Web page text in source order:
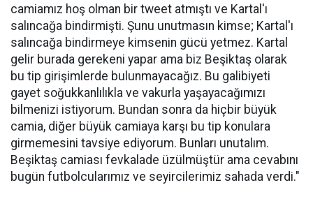
camiamız hoş olman bir tweet atmıştı ve Kartal'ı
salıncağa bindirmişti. Şunu unutmasın kimse; Kartal'ı
salıncağa bindirmeye kimsenin gücü yetmez. Kartal
gelir burada gerekeni yapar ama biz Beşiktaş olarak
bu tip girişimlerde bulunmayacağız. Bu galibiyeti
gayet soğukkanlılıkla ve vakurla yaşayacağımızı
bilmenizi istiyorum. Bundan sonra da hiçbir büyük
camia, diğer büyük camiaya karşı bu tip konulara
girmemesini tavsiye ediyorum. Bunları unutalım.
Beşiktaş camiası fevkalade üzülmüştür ama cevabını
bugün futbolcularımız ve seyircilerimiz sahada verdi."